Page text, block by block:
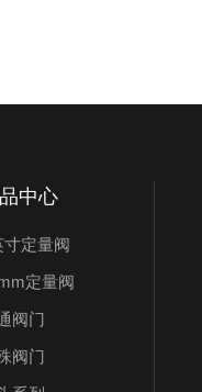
中心
寸定量阀
定量阀
阀门
阀门